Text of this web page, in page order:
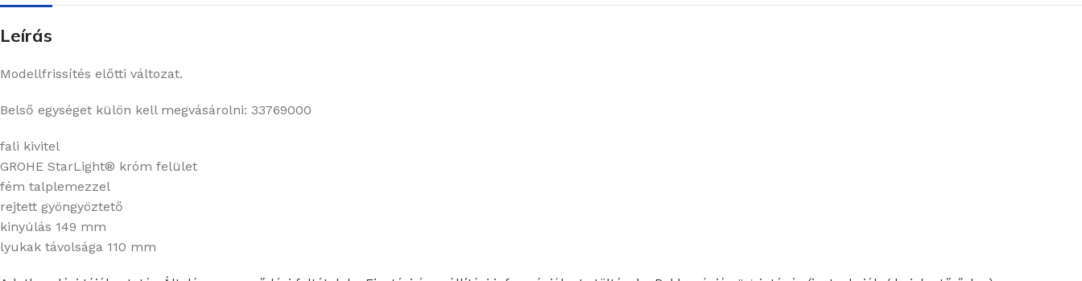
Leírás
Modellfrissítés előtti változat.
Belső egységet külön kell megvásárolni: 33769000
fali kivitel
GROHE StarLight® króm felület
fém talplemezzel
rejtett gyöngyöztető
kinyúlás 149 mm
lyukak távolsága 110 mm